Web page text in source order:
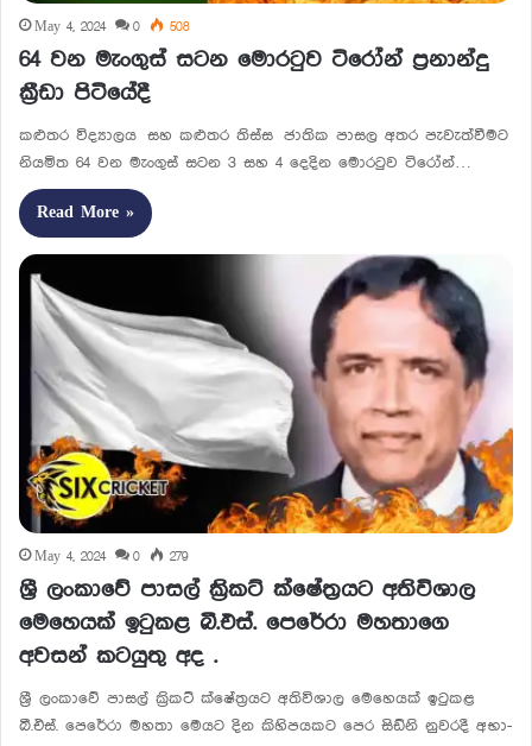
May 4, 2024 0 508
64 වන මැංගුස් සටන මොරටුව ටිරෝන් ප්‍රනාන්දු
ක්‍රීඩා පිටියේදී
කළුතර විද්‍යාලය සහ කළුතර තිස්ස ජාතික පාසල අතර පැවැත්වීමට
නියමිත 64 වන මැංගුස් සටන 3 සහ 4 දෙදින මොරටුව ටිරෝන්…
Read More »
May 4, 2024 0 279
ශ්‍රී ලංකාවේ පාසල් ක්‍රිකට් ක්ෂේත්‍ර­යට අතිවිශාල
මෙහෙ­යක් ඉටු­කළ බී.එස්. පෙරේරා මහතාගෙ
අවසන් කටයුතු අද .
ශ්‍රී ලංකාවේ පාසල් ක්‍රිකට් ක්ෂේත්‍ර­යට අතිවිශාල මෙහෙ­යක් ඉටු­කළ
බී.එස්. පෙරේරා මහතා මෙයට දින කිහි­ප­ය­කට පෙර සිඩ්නි නුව­රදී අභා­